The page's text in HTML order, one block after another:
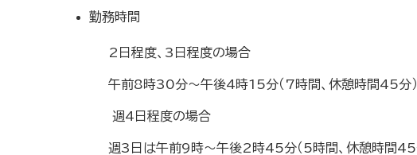
勤務時間
2日程度、3日程度の場合
午前8時30分～午後4時15分（7
週4日程度の場合
週3日は午前9時～午後2時45分（5時間、休憩時間45